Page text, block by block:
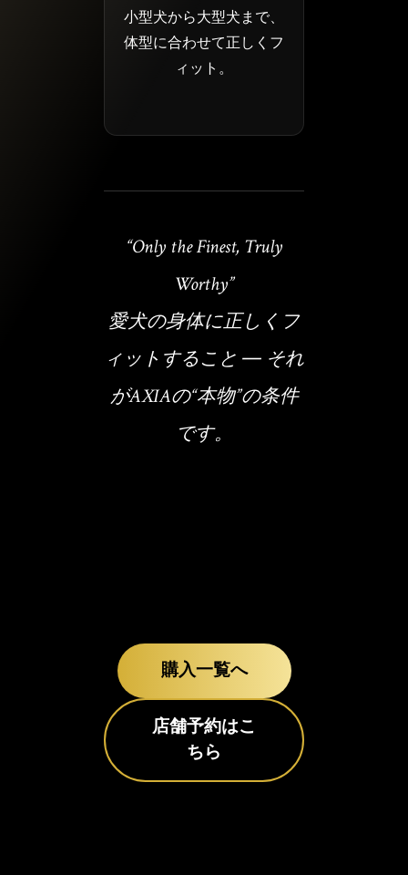
小型犬から大型犬まで、
体型に合わせて正しくフ
ィット。
“Only the Finest, Truly
Worthy”
愛犬の身体に正しくフ
ィットすること ― それ
がAXIAの“本物”の条件
です。
購入一覧へ
店舗予約はこ
ちら